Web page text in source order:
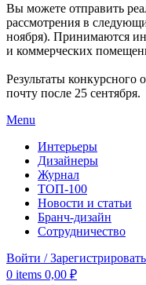
Вы можете отправить
рассмотрения в
ноября). Принимаются
и коммерческих
Результаты конкурсного
почту после 25 сентября.
Menu
Интерьеры
Дизайнеры
Журнал
ТОП-100
Новости и статьи
Бранч-дизайн
Сотрудничество
Войти /
0 items 0,00 ₽